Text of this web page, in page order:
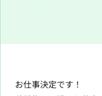
お仕事決定です！